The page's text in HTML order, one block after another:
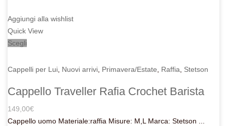
Aggiungi alla wishlist
Quick View
Scegli
Cappelli per Lui, Nuovi arrivi, Primavera/Estate, Raffia, Stetson
Cappello Traveller Rafia Crochet Barista
149,00€
Cappello uomo Materiale:raffia Misure: M,L Marca: Stetson ...